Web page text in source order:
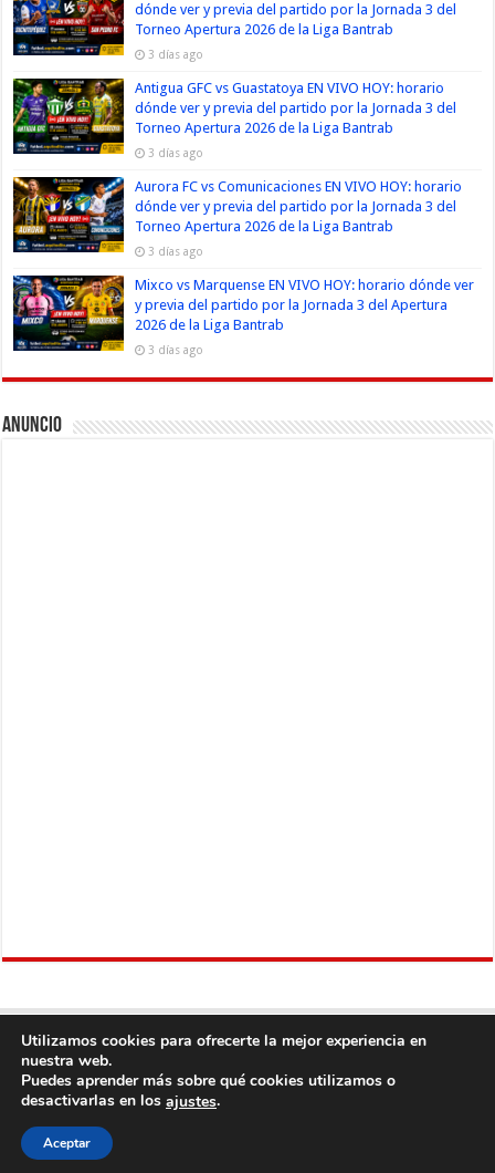
dónde ver y previa del partido por la Jornada 3 del
Torneo Apertura 2026 de la Liga Bantrab
3 días ago
Antigua GFC vs Guastatoya EN VIVO HOY: horario
dónde ver y previa del partido por la Jornada 3 del
Torneo Apertura 2026 de la Liga Bantrab
3 días ago
Aurora FC vs Comunicaciones EN VIVO HOY: horario
dónde ver y previa del partido por la Jornada 3 del
Torneo Apertura 2026 de la Liga Bantrab
3 días ago
Mixco vs Marquense EN VIVO HOY: horario dónde ver
y previa del partido por la Jornada 3 del Apertura
2026 de la Liga Bantrab
3 días ago
Anuncio
Copyright © 2013
Utilizamos cookies para ofrecerte la mejor experiencia en
nuestra web.
Puedes aprender más sobre qué cookies utilizamos o
desactivarlas en los ajustes.
Aceptar